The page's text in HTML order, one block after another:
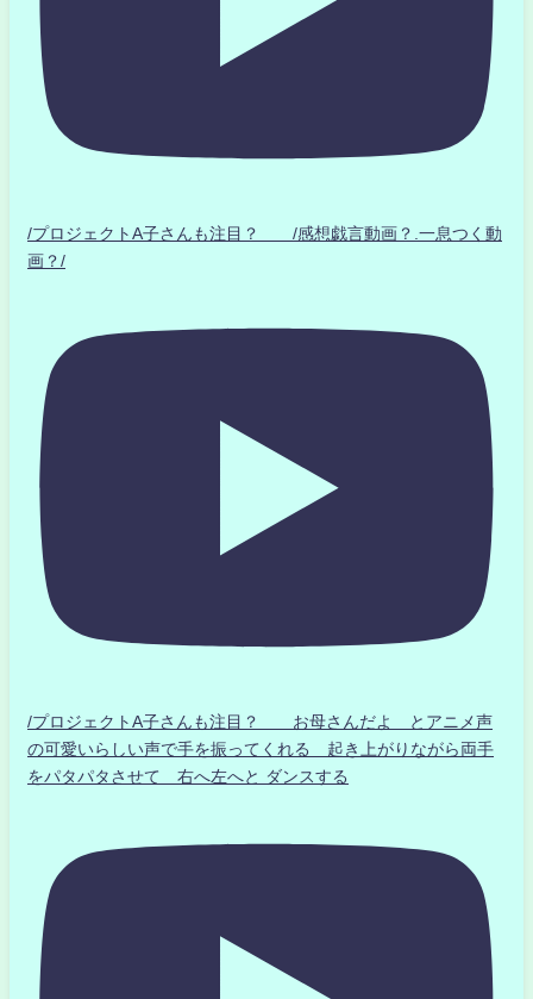
/プロジェクトA子さんも注目？ /感想戯言動画？.一息つく動
画？/
/プロジェクトA子さんも注目？ お母さんだよ とアニメ声
の可愛いらしい声で手を振ってくれる 起き上がりながら両手
をパタパタさせて 右へ左へと ダンスする